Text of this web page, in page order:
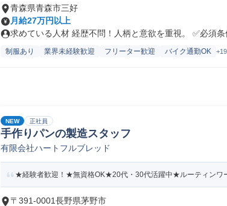
青森県青森市三好
月給27万円以上
求めている人材 経歴不問！人柄と意欲を重視。 ✅必
制服あり 業界未経験歓迎 フリーター歓迎 バイク通勤OK
NEW 正社員
手作りパンの製造スタッフ
有限会社ハートフルブレッド
★経験者歓迎！★無資格OK★20代・30代活躍中★ルーティンワ
〒391-0001長野県茅野市